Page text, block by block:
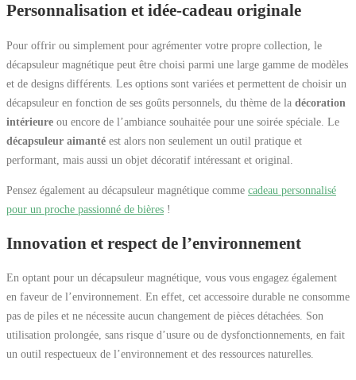
Personnalisation et idée-cadeau originale
Pour offrir ou simplement pour agrémenter votre propre collection, le
décapsuleur magnétique peut être choisi parmi une large gamme de modèles
et de designs différents. Les options sont variées et permettent de choisir un
décapsuleur en fonction de ses goûts personnels, du thème de la décoration
intérieure ou encore de l’ambiance souhaitée pour une soirée spéciale. Le
décapsuleur aimanté est alors non seulement un outil pratique et
performant, mais aussi un objet décoratif intéressant et original.
Pensez également au décapsuleur magnétique comme cadeau personnalisé
pour un proche passionné de bières !
Innovation et respect de l’environnement
En optant pour un décapsuleur magnétique, vous vous engagez également
en faveur de l’environnement. En effet, cet accessoire durable ne consomme
pas de piles et ne nécessite aucun changement de pièces détachées. Son
utilisation prolongée, sans risque d’usure ou de dysfonctionnements, en fait
un outil respectueux de l’environnement et des ressources naturelles.